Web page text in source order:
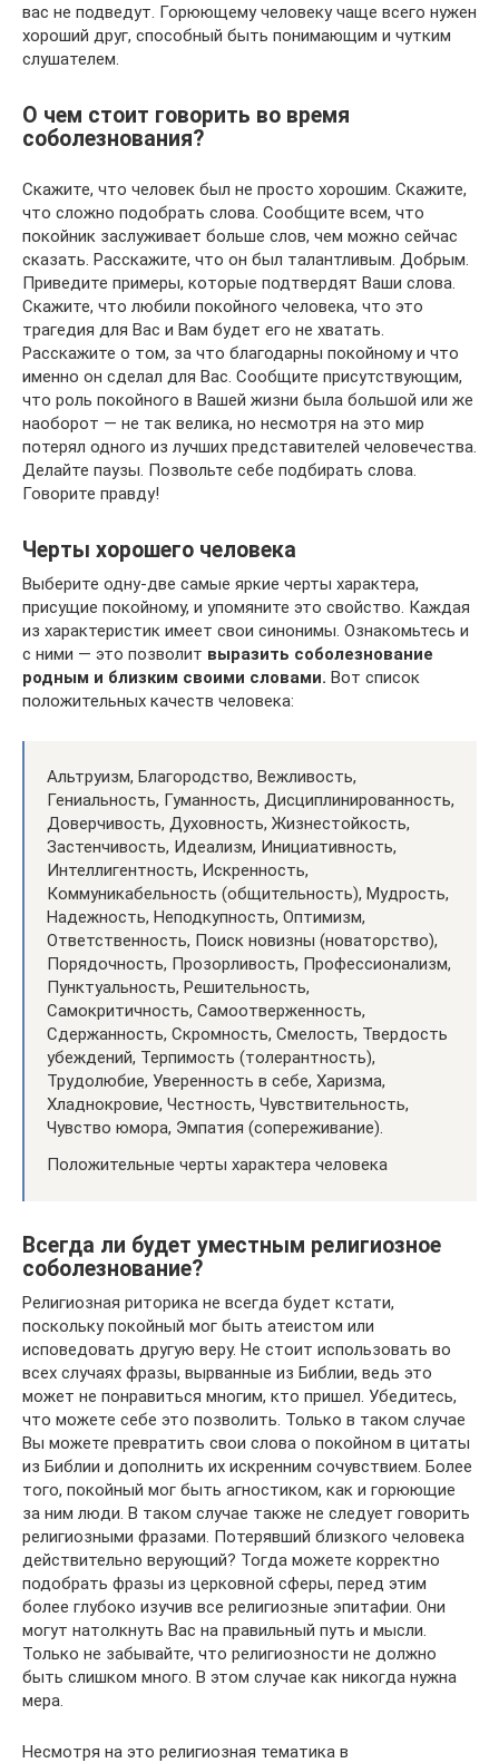
вас не подведут. Горюющему человеку чаще всего нужен
хороший друг, способный быть понимающим и чутким
слушателем.
О чем стоит говорить во время
соболезнования?
Скажите, что человек был не просто хорошим. Скажите,
что сложно подобрать слова. Сообщите всем, что
покойник заслуживает больше слов, чем можно сейчас
сказать. Расскажите, что он был талантливым. Добрым.
Приведите примеры, которые подтвердят Ваши слова.
Скажите, что любили покойного человека, что это
трагедия для Вас и Вам будет его не хватать.
Расскажите о том, за что благодарны покойному и что
именно он сделал для Вас. Сообщите присутствующим,
что роль покойного в Вашей жизни была большой или же
наоборот — не так велика, но несмотря на это мир
потерял одного из лучших представителей человечества.
Делайте паузы. Позвольте себе подбирать слова.
Говорите правду!
Черты хорошего человека
Выберите одну-две самые яркие черты характера,
присущие покойному, и упомяните это свойство. Каждая
из характеристик имеет свои синонимы. Ознакомьтесь и
с ними — это позволит выразить соболезнование
родным и близким своими словами. Вот список
положительных качеств человека:
Альтруизм, Благородство, Вежливость,
Гениальность, Гуманность, Дисциплинированность,
Доверчивость, Духовность, Жизнестойкость,
Застенчивость, Идеализм, Инициативность,
Интеллигентность, Искренность,
Коммуникабельность (общительность), Мудрость,
Надежность, Неподкупность, Оптимизм,
Ответственность, Поиск новизны (новаторство),
Порядочность, Прозорливость, Профессионализм,
Пунктуальность, Решительность,
Самокритичность, Самоотверженность,
Сдержанность, Скромность, Смелость, Твердость
убеждений, Терпимость (толерантность),
Трудолюбие, Уверенность в себе, Харизма,
Хладнокровие, Честность, Чувствительность,
Чувство юмора, Эмпатия (сопереживание).
Положительные черты характера человека
Всегда ли будет уместным религиозное
соболезнование?
Религиозная риторика не всегда будет кстати,
поскольку покойный мог быть атеистом или
исповедовать другую веру. Не стоит использовать во
всех случаях фразы, вырванные из Библии, ведь это
может не понравиться многим, кто пришел. Убедитесь,
что можете себе это позволить. Только в таком случае
Вы можете превратить свои слова о покойном в цитаты
из Библии и дополнить их искренним сочувствием. Более
того, покойный мог быть агностиком, как и горюющие
за ним люди. В таком случае также не следует говорить
религиозными фразами. Потерявший близкого человека
действительно верующий? Тогда можете корректно
подобрать фразы из церковной сферы, перед этим
более глубоко изучив все религиозные эпитафии. Они
могут натолкнуть Вас на правильный путь и мысли.
Только не забывайте, что религиозности не должно
быть слишком много. В этом случае как никогда нужна
мера.
Несмотря на это религиозная тематика в